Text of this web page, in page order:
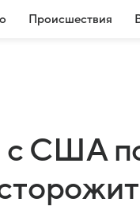
Происшествия
с США